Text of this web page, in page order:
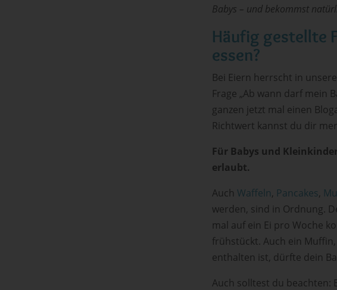
Babys – und bekommst
Häufig gestellte
essen?
Bei Eiern herrscht in
Frage „Ab wann darf mein
ganzen jetzt mal einen
Richtwert kannst du dir
Für Babys und
erlaubt.
Auch Waffeln, Pancakes,
werden, sind in Ordnung.
mal auf ein Ei pro Woche
frühstückt. Auch ein
enthalten ist, dürfte dein
Auch solltest du beachten: